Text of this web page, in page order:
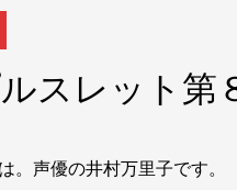
スレット第
。声優の井村万里子です。